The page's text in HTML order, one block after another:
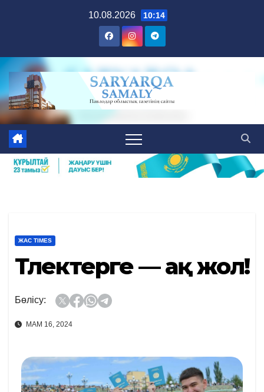
10.08.2026 10:14
ЖАС TIMES
Түлектерге — ақ жол!
Бөлісу:
МАМ 16, 2024